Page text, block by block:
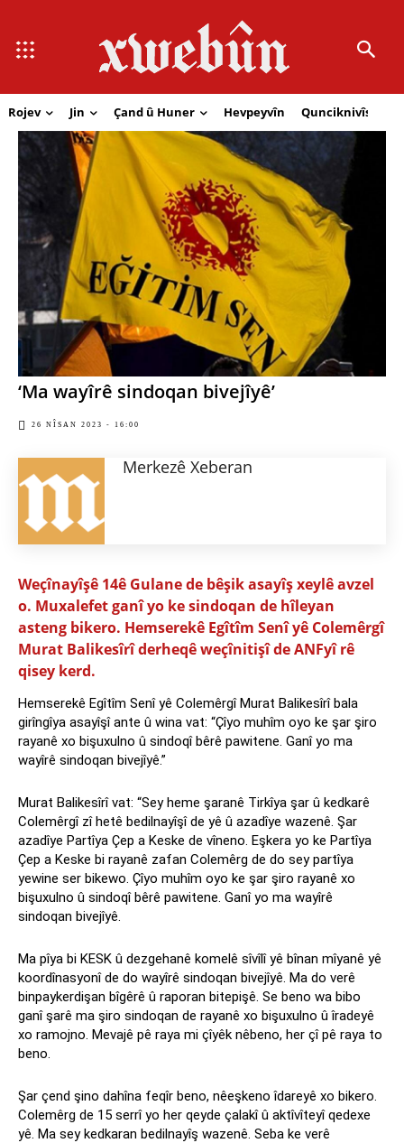
Rojev Jin Çand û Huner Hevpeyvîn Qunciknivîs
‘Ma wayîrê sindoqan bivejîyê’
26 NÎSAN 2023 - 16:00
Merkezê Xeberan
Weçînayîşê 14ê Gulane de bêşik asayîş xeylê avzel
o. Muxalefet ganî yo ke sindoqan de hîleyan
asteng bikero. Hemserekê Egîtîm Senî yê Colemêrgî
Murat Balikesîrî derheqê weçînitişî de ANFyî rê
qisey kerd.
Hemserekê Egîtîm Senî yê Colemêrgî Murat Balikesîrî bala
girîngîya asayîşî ante û wina vat: “Çîyo muhîm oyo ke şar şiro
rayanê xo bişuxulno û sindoqî bêrê pawitene. Ganî yo ma
wayîrê sindoqan bivejîyê.”
Murat Balikesîrî vat: “Sey heme şaranê Tirkîya şar û kedkarê
Colemêrgî zî hetê bedilnayîşî de yê û azadîye wazenê. Şar
azadîye Partîya Çep a Keske de vîneno. Eşkera yo ke Partîya
Çep a Keske bi rayanê zafan Colemêrg de do sey partîya
yewine ser bikewo. Çîyo muhîm oyo ke şar şiro rayanê xo
bişuxulno û sindoqî bêrê pawitene. Ganî yo ma wayîrê
sindoqan bivejîyê.
Ma pîya bi KESK û dezgehanê komelê sîvîlî yê bînan mîyanê yê
koordînasyonî de do wayîrê sindoqan bivejîyê. Ma do verê
binpaykerdişan bîgêrê û raporan bitepişê. Se beno wa bibo
ganî şarê ma şiro sindoqan de rayanê xo bişuxulno û îradeyê
xo ramojno. Mevajê pê raya mi çîyêk nêbeno, her çî pê raya to
beno.
Şar çend şino dahîna feqîr beno, nêeşkeno îdareyê xo bikero.
Colemêrg de 15 serrî yo her qeyde çalakî û aktîvîteyî qedexe
yê. Ma sey kedkaran bedilnayîş wazenê. Seba ke verê